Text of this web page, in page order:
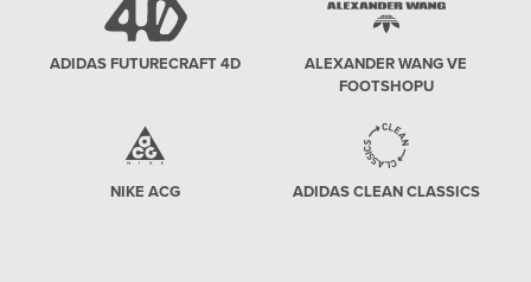
ADIDAS FUTURECRAFT 4D
ALEXANDER WANG VE
FOOTSHOPU
NIKE ACG ADIDAS CLEAN CLASSICS